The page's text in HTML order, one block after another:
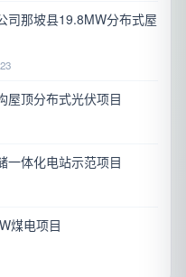
司那坡县19.8MW分布式屋
屋顶分布式光伏项目
一体化电站示范项目
煤电项目